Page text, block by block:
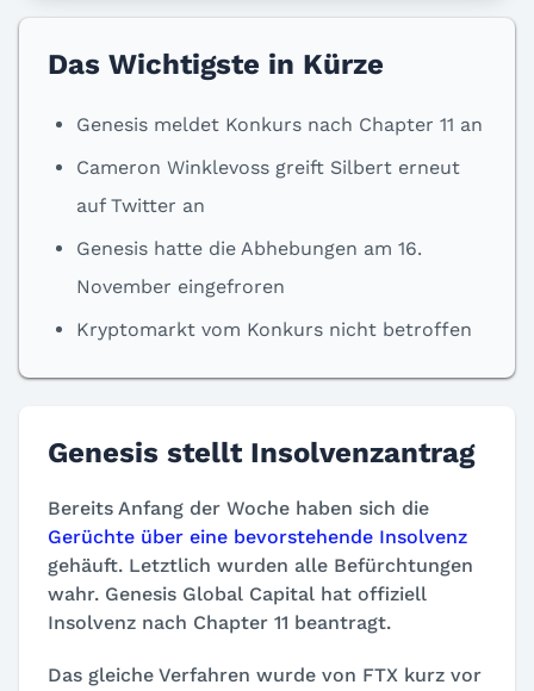
Das Wichtigste in Kürze
Genesis meldet Konkurs nach Chapter 11 an
Cameron Winklevoss greift Silbert erneut
auf Twitter an
Genesis hatte die Abhebungen am 16.
November eingefroren
Kryptomarkt vom Konkurs nicht betroffen
Genesis stellt Insolvenzantrag
Bereits Anfang der Woche haben sich die
Gerüchte über eine bevorstehende Insolvenz
gehäuft. Letztlich wurden alle Befürchtungen
wahr. Genesis Global Capital hat offiziell
Insolvenz nach Chapter 11 beantragt.
Das gleiche Verfahren wurde von FTX kurz vor